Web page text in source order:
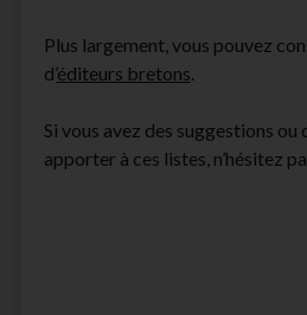
form
Plus largement, vous pouvez
d’éditeurs bretons.
Si vous avez des suggestions ou
apporter à ces listes, n’hésitez